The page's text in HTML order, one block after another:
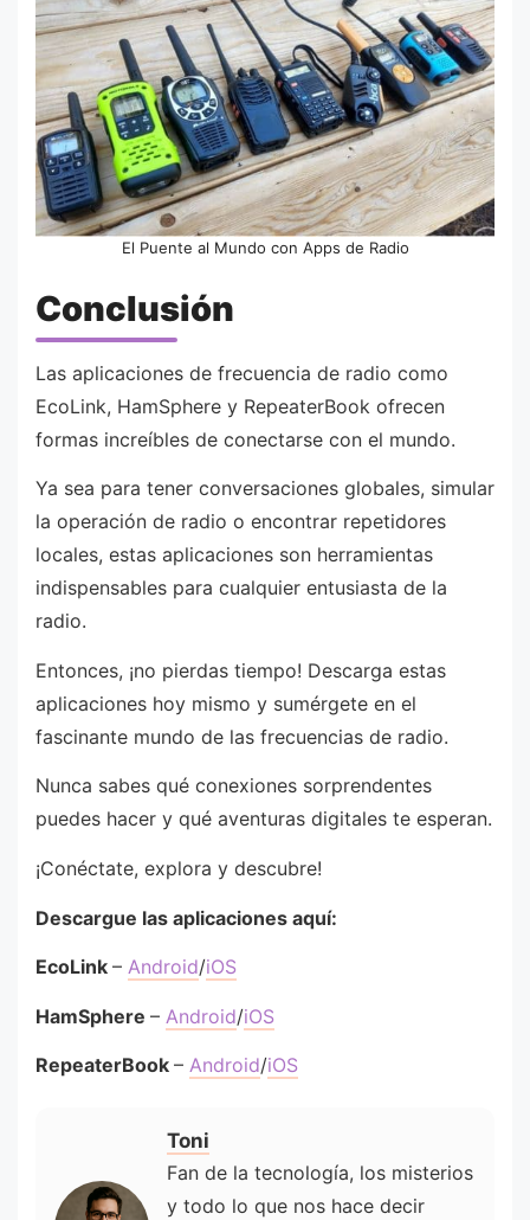
El Puente al Mundo con Apps de Radio
Conclusión
Las aplicaciones de frecuencia de radio como
EcoLink, HamSphere y RepeaterBook ofrecen
formas increíbles de conectarse con el mundo.
Ya sea para tener conversaciones globales, simular
la operación de radio o encontrar repetidores
locales, estas aplicaciones son herramientas
indispensables para cualquier entusiasta de la
radio.
Entonces, ¡no pierdas tiempo! Descarga estas
aplicaciones hoy mismo y sumérgete en el
fascinante mundo de las frecuencias de radio.
Nunca sabes qué conexiones sorprendentes
puedes hacer y qué aventuras digitales te esperan.
¡Conéctate, explora y descubre!
Descargue las aplicaciones aquí:
EcoLink – Android/iOS
HamSphere – Android/iOS
RepeaterBook – Android/iOS
Toni
Fan de la tecnología, los misterios
y todo lo que nos hace decir